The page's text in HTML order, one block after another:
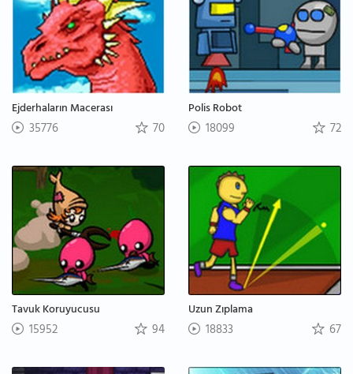
Ejderhaların Macerası
35776 70
Polis Robot
18099 72
Tavuk Koruyucusu
15952 94
Uzun Zıplama
18833 67